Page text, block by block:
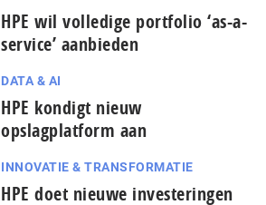
HPE wil volledige portfolio ‘as-a-
service’ aanbieden
DATA & AI
HPE kondigt nieuw
opslagplatform aan
INNOVATIE & TRANSFORMATIE
HPE doet nieuwe investeringen